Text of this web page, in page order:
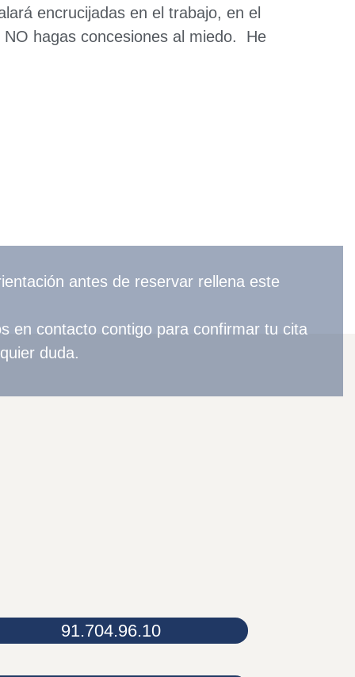
encrucijadas en el trabajo, en el
hagas concesiones al miedo. He
antes de reservar rellena este
en contacto contigo para confirmar tu cita
duda.
91.704.96.10